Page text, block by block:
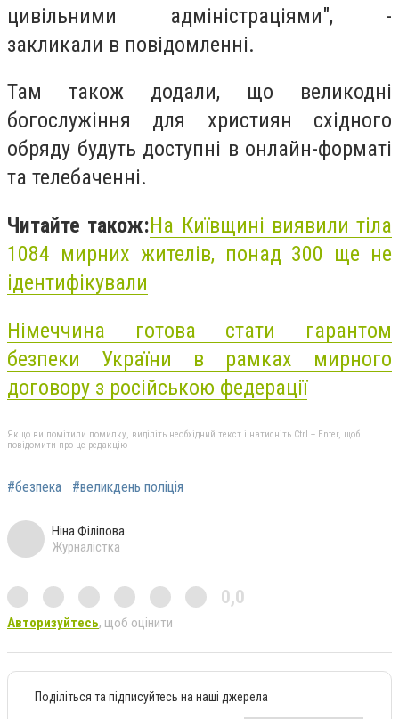
цивільними адміністраціями", -
закликали в повідомленні.
Там також додали, що великодні
богослужіння для християн східного
обряду будуть доступні в онлайн-форматі
та телебаченні.
Читайте також:На Київщині виявили тіла
1084 мирних жителів, понад 300 ще не
ідентифікували
Німеччина готова стати гарантом
безпеки України в рамках мирного
договору з російською федерації
Якщо ви помітили помилку, виділіть необхідний текст і натисніть Ctrl + Enter, щоб
повідомити про це редакцію
#безпека #великдень поліція
Ніна Філіпова
Журналістка
0,0
Авторизуйтесь, щоб оцінити
Поділіться та підписуйтесь на наші джерела